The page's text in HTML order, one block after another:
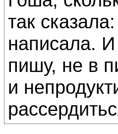
так
написала.
пишу, не в
и